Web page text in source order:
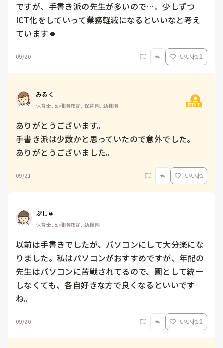
ですが、手書き派の先生が多いので…。少しずつ
ICT化をしていって業務軽減になるといいなと考え
ています🍀
09/20 いいね 1
みるく
保育士, 幼稚園教諭, 保育園, 幼稚園 質問主
ありがとうございます。
手書き派は少数かと思っていたので意外でした。
ありがとうございました。
09/21 いいね
ぷしゅ
保育士, 幼稚園教諭, 幼稚園
以前は手書きでしたが、パソコンにして大分楽にな
りました。私はパソコンがおすすめですが、年配の
先生はパソコンに苦戦されてるので、園として統一
しなくても、各自好きな方で良くなるといいです
ね。
09/20 いいね 1